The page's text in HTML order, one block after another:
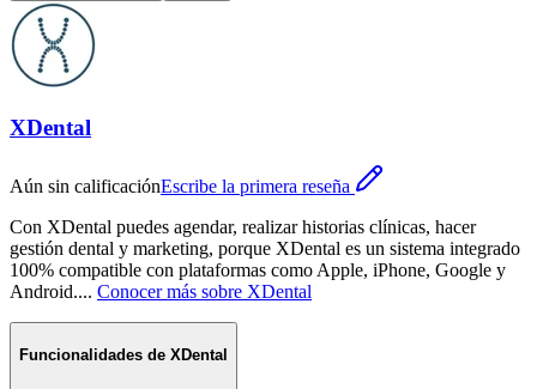
XDental
Aún sin calificaciónEscribe la primera reseña
Con XDental puedes agendar, realizar historias clínicas, hacer
gestión dental y marketing, porque XDental es un sistema integrado
100% compatible con plataformas como Apple, iPhone, Google y
Android.... Conocer más sobre XDental
Funcionalidades de XDental